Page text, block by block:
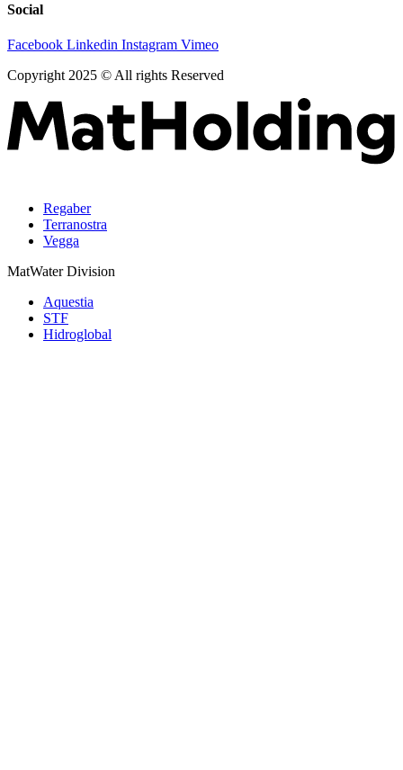
Social
Facebook Linkedin Instagram Vimeo
Copyright 2025 © All rights Reserved
Regaber
Terranostra
Vegga
MatWater Division
Aquestia
STF
Hidroglobal